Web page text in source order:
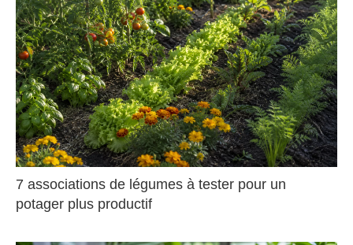
7 associations de légumes à tester pour un
potager plus productif